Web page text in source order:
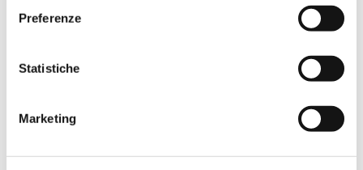
Preferenze
Statistiche
Marketing